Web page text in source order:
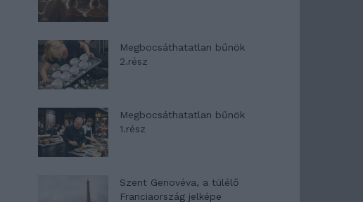
Megbocsáthatatlan bűnök
2.rész
Megbocsáthatatlan bűnök
1.rész
Szent Genovéva, a túlélő
Franciaország jelképe